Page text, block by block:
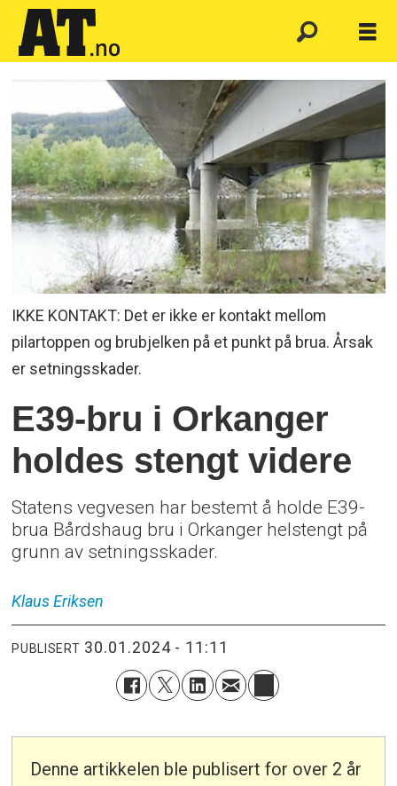
IKKE KONTAKT: Det er ikke er kontakt mellom
pilartoppen og brubjelken på et punkt på brua. Årsak
er setningsskader.
E39-bru i Orkanger
holdes stengt videre
Statens vegvesen har bestemt å holde E39-
brua Bårdshaug bru i Orkanger helstengt på
grunn av setningsskader.
Klaus Eriksen
PUBLISERT 30.01.2024 - 11:11
Denne artikkelen ble publisert for over 2 år